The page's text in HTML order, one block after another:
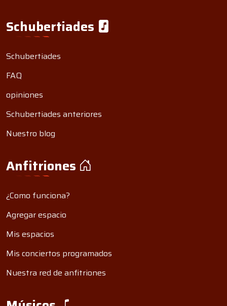
Schubertiades
Schubertiades
FAQ
opiniones
Schubertiades anteriores
Nuestro blog
Anfitriones
¿Como funciona?
Agregar espacio
Mis espacios
Mis conciertos programados
Nuestra red de anfitriones